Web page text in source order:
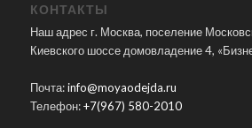
КОНТАКТЫ
Наш адрес г. Москва, поселение
Киевского шоссе домовладение 4,
Почта:info@moyaodejda.ru
Телефон:+7(967) 580-2010